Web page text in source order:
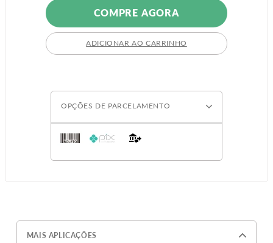
COMPRE AGORA
ADICIONAR AO CARRINHO
OPÇÕES DE PARCELAMENTO
MAIS APLICAÇÕES